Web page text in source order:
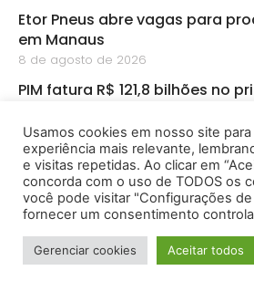
Etor Pneus abre vagas para
em Manaus
8 de agosto de 2026
PIM fatura R$ 121,8 bilhões no
CBA abre inscrições para
bioeconomia na Amazônia
8 de agosto de 2026
2026 - Amazônia
Reservados
Usamos cookies em nosso site
experiência mais relevante,
e visitas repetidas. Ao clicar em
concorda com o uso de TODOS os
você pode visitar "Configurações
fornecer um consentimento
Gerenciar cookies Aceitar todos